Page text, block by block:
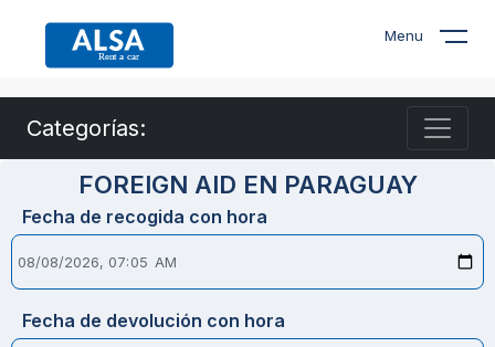
Menu
Categorías:
FOREIGN AID EN PARAGUAY
Fecha de recogida con hora
Fecha de devolución con hora